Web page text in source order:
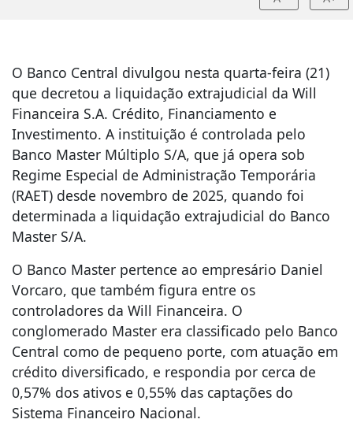
O Banco Central divulgou nesta quarta-feira (21)
que decretou a liquidação extrajudicial da Will
Financeira S.A. Crédito, Financiamento e
Investimento. A instituição é controlada pelo
Banco Master Múltiplo S/A, que já opera sob
Regime Especial de Administração Temporária
(RAET) desde novembro de 2025, quando foi
determinada a liquidação extrajudicial do Banco
Master S/A.
O Banco Master pertence ao empresário Daniel
Vorcaro, que também figura entre os
controladores da Will Financeira. O
conglomerado Master era classificado pelo Banco
Central como de pequeno porte, com atuação em
crédito diversificado, e respondia por cerca de
0,57% dos ativos e 0,55% das captações do
Sistema Financeiro Nacional.